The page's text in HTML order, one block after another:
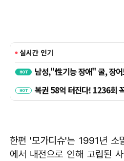
한편 '모가디슈'는 1991년 소
에서 내전으로 인해 고립된